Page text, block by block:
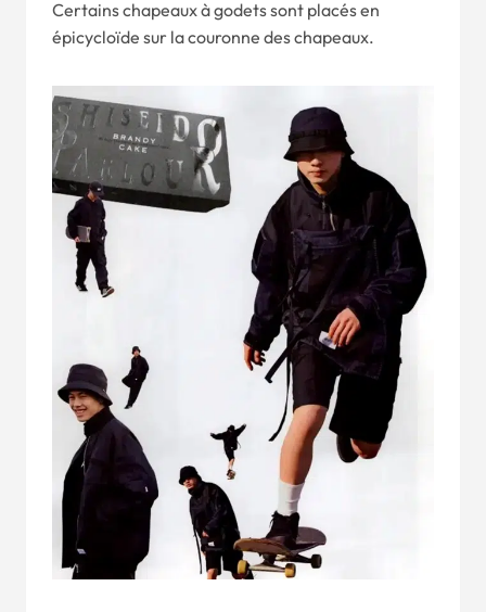
Certains chapeaux à godets sont placés en
épicycloïde sur la couronne des chapeaux.